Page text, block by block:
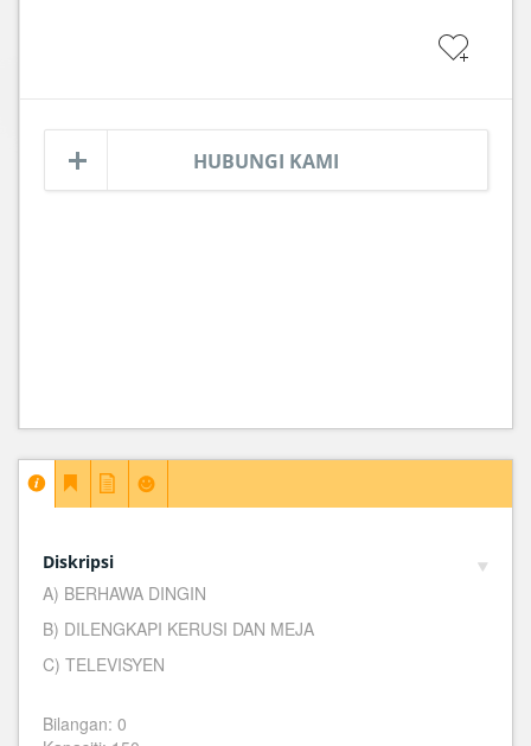
HUBUNGI KAMI
Diskripsi
A) BERHAWA DINGIN
B) DILENGKAPI KERUSI DAN MEJA
C) TELEVISYEN
Bilangan: 0